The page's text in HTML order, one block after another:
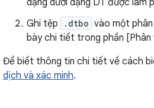
dạng dưới dạng DT được làm
Ghi tệp
.dtbo vào một
bày chi tiết trong phần
Để biết thông tin chi tiết về cách
dịch và xác minh.